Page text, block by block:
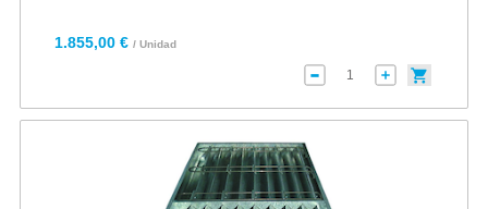
1.855,00 € / Unidad